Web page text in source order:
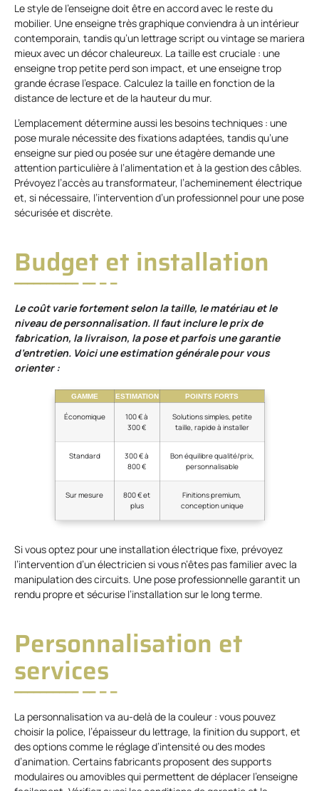
Le style de l’enseigne doit être en accord avec le reste du
mobilier. Une enseigne très graphique conviendra à un intérieur
contemporain, tandis qu’un lettrage script ou vintage se mariera
mieux avec un décor chaleureux. La taille est cruciale : une
enseigne trop petite perd son impact, et une enseigne trop
grande écrase l’espace. Calculez la taille en fonction de la
distance de lecture et de la hauteur du mur.
L’emplacement détermine aussi les besoins techniques : une
pose murale nécessite des fixations adaptées, tandis qu’une
enseigne sur pied ou posée sur une étagère demande une
attention particulière à l’alimentation et à la gestion des câbles.
Prévoyez l’accès au transformateur, l’acheminement électrique
et, si nécessaire, l’intervention d’un professionnel pour une pose
sécurisée et discrète.
Budget et installation
Le coût varie fortement selon la taille, le matériau et le
niveau de personnalisation. Il faut inclure le prix de
fabrication, la livraison, la pose et parfois une garantie
d’entretien. Voici une estimation générale pour vous
orienter :
GAMME ESTIMATION POINTS FORTS
Économique
100 € à
300 €
Solutions simples, petite
taille, rapide à installer
Standard
300 € à
800 €
Bon équilibre qualité/prix,
personnalisable
Sur mesure
800 € et
plus
Finitions premium,
conception unique
Si vous optez pour une installation électrique fixe, prévoyez
l’intervention d’un électricien si vous n’êtes pas familier avec la
manipulation des circuits. Une pose professionnelle garantit un
rendu propre et sécurise l’installation sur le long terme.
Personnalisation et
services
La personnalisation va au-delà de la couleur : vous pouvez
choisir la police, l’épaisseur du lettrage, la finition du support, et
des options comme le réglage d’intensité ou des modes
d’animation. Certains fabricants proposent des supports
modulaires ou amovibles qui permettent de déplacer l’enseigne